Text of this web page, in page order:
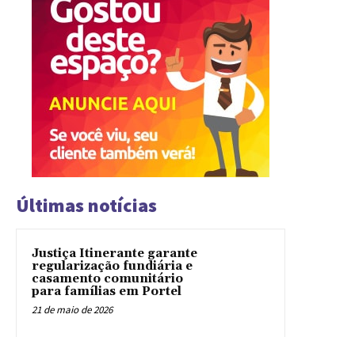
Últimas notícias
Justiça Itinerante garante
regularização fundiária e
casamento comunitário
para famílias em Portel
21 de maio de 2026